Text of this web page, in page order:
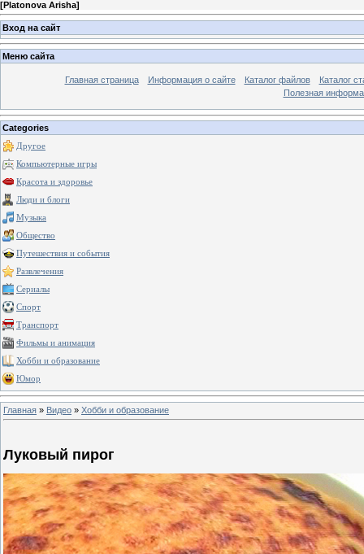
[Platonova Arisha]
Вход на сайт
Меню сайта
Главная страница Информация о сайте Каталог файлов
Каталог
Полезная
Categories
Другое
Компьютерные игры
Красота и здоровье
Люди и блоги
Музыка
Общество
Путешествия и события
Развлечения
Сериалы
Спорт
Транспорт
Фильмы и анимация
Хобби и образование
Юмор
Главная » Видео » Хобби и образование
Луковый пирог